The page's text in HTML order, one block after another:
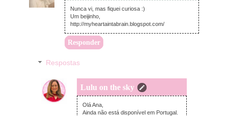
Nunca vi, mas fiquei curiosa :)
Um beijinho,
http://myheartaintabrain.blogspot.com/
Responder
Respostas
Lulu on the sky
domingo, janeiro 10, 2021
Olá Ana,
Ainda não está disponível em Portugal.